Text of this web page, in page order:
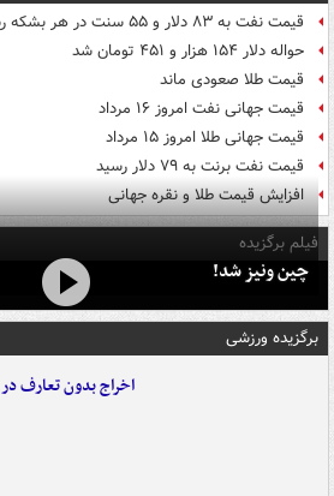
قیمت نفت به ۸۳ دلار و ۵۵ سنت در هر بشکه رسید
حواله دلار ۱۵۴ هزار و ۴۵۱ تومان شد
قیمت طلا صعودی ماند
قیمت جهانی نفت امروز ۱۶ مرداد
قیمت جهانی طلا امروز ۱۵ مرداد
قیمت نفت برنت به ۷۹ دلار رسید
افزایش قیمت طلا و نقره جهانی
فیلم برگزیده
چین ونیز شد!
برگزیده ورزشی
اخراج بدون تعارف